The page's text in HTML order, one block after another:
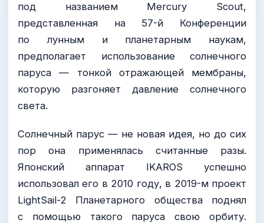
под названием Mercury Scout,
представленная на 57-й Конференции
по лунным и планетарным наукам,
предполагает использование солнечного
паруса — тонкой отражающей мембраны,
которую разгоняет давление солнечного
света.
Солнечный парус — не новая идея, но до сих
пор она применялась считанные разы.
Японский аппарат IKAROS успешно
использовал его в 2010 году, в 2019-м проект
LightSail-2 Планетарного общества поднял
с помощью такого паруса свою орбиту.